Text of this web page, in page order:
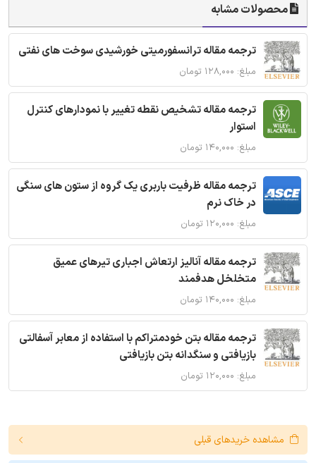
محصولات مشابه
ترجمه مقاله ترانسفورمیتی خورشیدی سوخت های نفتی
مبلغ: ۱۲۸,۰۰۰ تومان
ترجمه مقاله تشخیص نقطه تغییر با نمودارهای کنترل
استوار
مبلغ: ۱۴۰,۰۰۰ تومان
ترجمه مقاله ظرفیت باربری یک گروه از ستون های سنگی
در خاک نرم
مبلغ: ۱۲۰,۰۰۰ تومان
ترجمه مقاله آنالیز ارتعاش اجباری تیرهای عمیق
متخلخل هدفمند
مبلغ: ۱۴۰,۰۰۰ تومان
ترجمه مقاله بتن خودمتراکم با استفاده از معابر آسفالتی
بازیافتی و سنگدانه بتن بازیافتی
مبلغ: ۱۲۰,۰۰۰ تومان
مشاهده خریدهای قبلی